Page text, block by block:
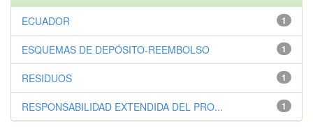
1
ECUADOR
1
ESQUEMAS DE DEPÓSITO-REEMBOLSO
1
RESIDUOS
1
RESPONSABILIDAD EXTENDIDA DEL PRO...